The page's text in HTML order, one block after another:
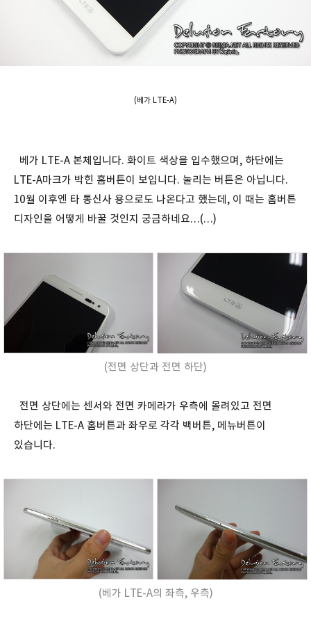
(베가 LTE-A)
베가 LTE-A 본체입니다. 화이트 색상을 입수했으며, 하단에는
LTE-A마크가 박힌 홈버튼이 보입니다. 눌리는 버튼은 아닙니다.
10월 이후엔 타 통신사 용으로도 나온다고 했는데, 이 때는 홈버튼
디자인을 어떻게 바꿀 것인지 궁금하네요…(…)
(전면 상단과 전면 하단)
전면 상단에는 센서와 전면 카메라가 우측에 몰려있고 전면
하단에는 LTE-A 홈버튼과 좌우로 각각 백버튼, 메뉴버튼이
있습니다.
(베가 LTE-A의 좌측, 우측)